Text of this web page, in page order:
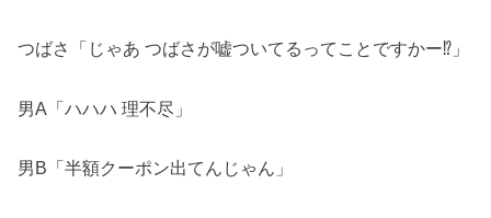
つばさ「じゃあ つばさが嘘ついてるってことですかー⁉」
男A「ハハハ 理不尽」
男B「半額クーポン出てんじゃん」